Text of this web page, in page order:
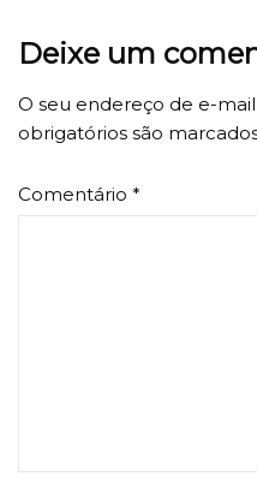
Deixe um
O seu endereço de e-
obrigatórios são
Comentário *